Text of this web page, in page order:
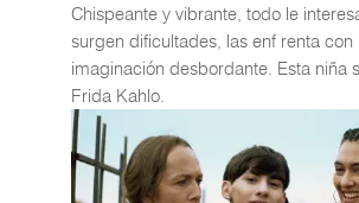
Chispeante y vibrante, todo le
surgen dificultades, las enf renta con
imaginación desbordante. Esta niña
Frida Kahlo.